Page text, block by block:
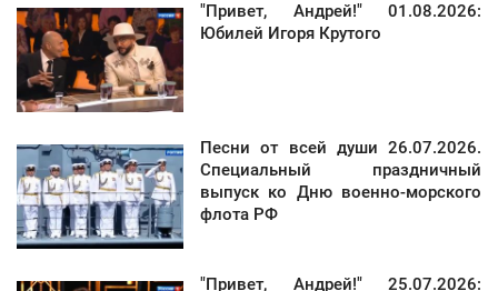
"Привет, Андрей!" 01.08.2026:
Юбилей Игоря Крутого
Песни от всей души 26.07.2026.
Специальный праздничный
выпуск ко Дню военно-морского
флота РФ
"Привет, Андрей!" 25.07.2026: